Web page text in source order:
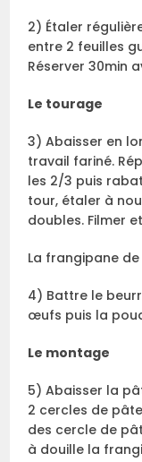
2) Étaler
entre 2 feuilles
Réserver 30min
Le tourage
3) Abaisser en
travail fariné.
les 2/3 puis
tour, étaler à
doubles. Filmer
La frangipane
4) Battre le
œufs puis la
Le montage
5) Abaisser la
2 cercles de
des cercle de
à douille la